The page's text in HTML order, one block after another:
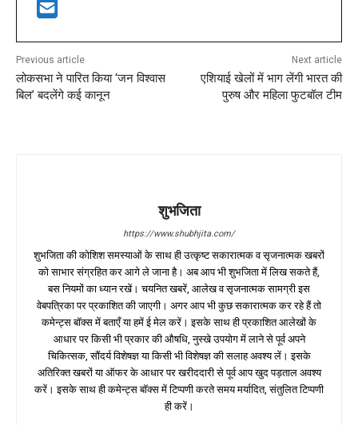
Previous article
लोकसभा ने पारित किया ‘जन विश्वास
बिल’ बदलेंगे कई कानून
Next article
एशियाई खेलों में भाग लेंगी भारत की
पुरुष और महिला फुटबॉल टीम
शुभजिता
https://www.shubhjita.com/
शुभजिता की कोशिश समस्याओं के साथ ही उत्कृष्ट सकारात्मक व सृजनात्मक खबरों
को साभार संग्रहित कर आगे ले जाना है। अब आप भी शुभजिता में लिख सकते हैं,
बस नियमों का ध्यान रखें। चयनित खबरें, आलेख व सृजनात्मक सामग्री इस
वेबपत्रिका पर प्रकाशित की जाएगी। अगर आप भी कुछ सकारात्मक कर रहे हैं तो
कमेन्ट्स बॉक्स में बताएँ या हमें ई मेल करें। इसके साथ ही प्रकाशित आलेखों के
आधार पर किसी भी प्रकार की औषधि, नुस्खे उपयोग में लाने से पूर्व अपने
चिकित्सक, सौंदर्य विशेषज्ञ या किसी भी विशेषज्ञ की सलाह अवश्य लें। इसके
अतिरिक्त खबरों या ऑफर के आधार पर खरीददारी से पूर्व आप खुद पड़ताल अवश्य
करें। इसके साथ ही कमेन्ट्स बॉक्स में टिप्पणी करते समय मर्यादित, संतुलित टिप्पणी
ही करें।